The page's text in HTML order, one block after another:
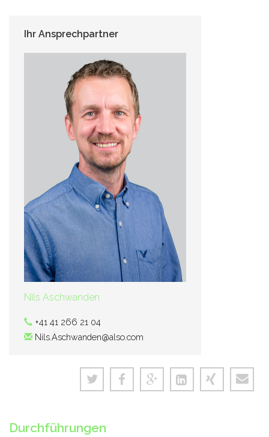
Ihr Ansprechpartner
Nils Aschwanden
+41 41 266 21 04
Nils.Aschwanden@also.com
Durchführungen